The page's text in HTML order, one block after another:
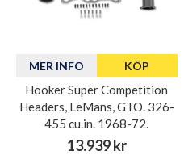
MER INFO KÖP
Hooker Super Competition
Headers, LeMans, GTO. 326-
455 cu.in. 1968-72.
13.939 kr